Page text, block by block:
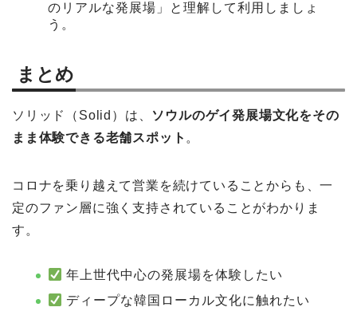
のリアルな発展場」と理解して利用しましょ
う。
まとめ
ソリッド（Solid）は、 ソウルのゲイ発展場文化をその
まま体験できる老舗スポット 。
コロナを乗り越えて営業を続けていることからも、一
定のファン層に強く支持されていることがわかりま
す。
年上世代中心の発展場を体験したい
ディープな韓国ローカル文化に触れたい